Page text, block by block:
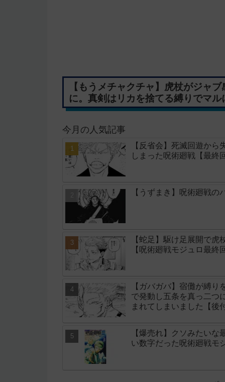
【もうメチャクチャ】虎杖がジャ
に。真剣はリカを捨てる縛りでマ
今月の人気記事
【反省会】死滅回遊か
しまった呪術廻戦【最終
【うずまき】呪術廻戦
【蛇足】駆け足展開で
【呪術廻戦モジュロ最終
【ガバガバ】宿儺が縛
で発動し五条を真っ二つ
まれてしまいました【後
【爆売れ】クソみたい
い数字だった呪術廻戦モ